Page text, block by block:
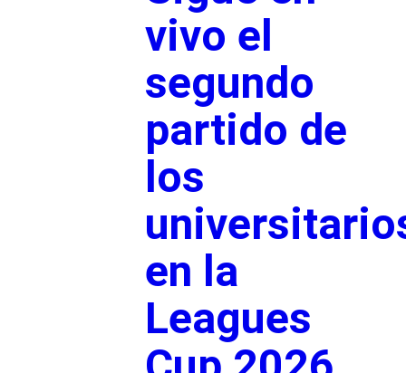
vivo el
segundo
partido de
los
en la
Leagues